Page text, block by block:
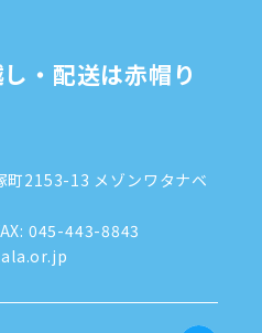
7月
(8)
5月(2)
4月(3)
3月(8)
1月(3)
・配送は赤帽り
町2153-13 メゾンワタナベ
045-443-8843